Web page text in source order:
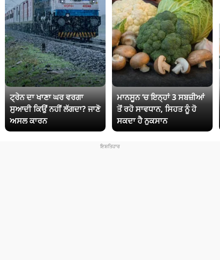
ਟ੍ਰੇਨ ਦਾ ਖਾਣਾ ਘਰ ਵਰਗਾ
ਸੁਆਦੀ ਕਿਉਂ ਨਹੀਂ ਲੱਗਦਾ? ਜਾਣੋ
ਅਸਲ ਕਾਰਨ
ਮਾਨਸੂਨ ‘ਚ ਇਨ੍ਹਾਂ 3 ਸਬਜ਼ੀਆਂ
ਤੋਂ ਰਹੋ ਸਾਵਧਾਨ, ਸਿਹਤ ਨੂੰ ਹੋ
ਸਕਦਾ ਹੈ ਨੁਕਸਾਨ